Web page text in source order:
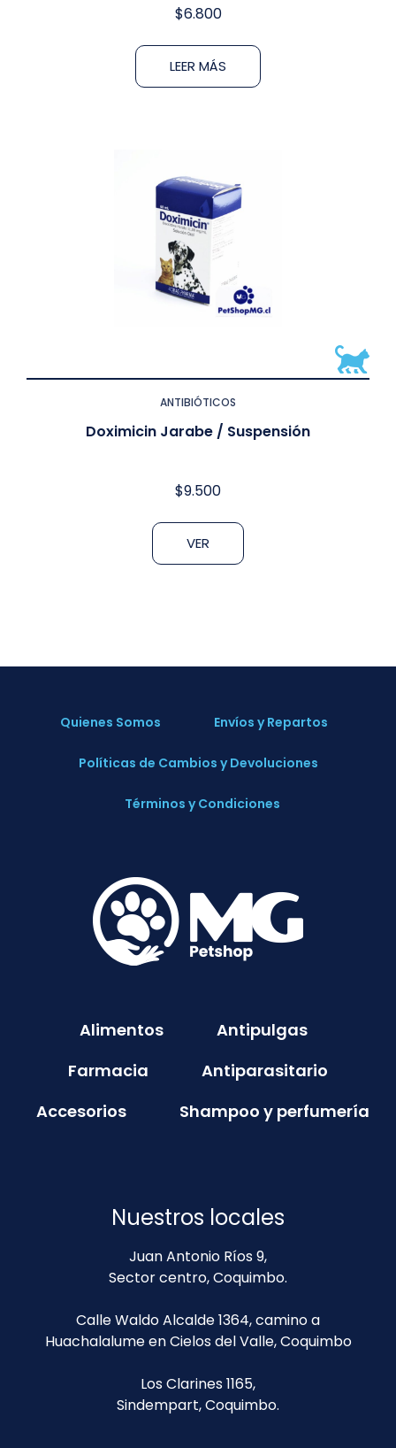
$6.800
LEER MÁS
ANTIBIÓTICOS
Doximicin Jarabe / Suspensión
$9.500
VER
Quienes Somos Envíos y Repartos
Políticas de Cambios y Devoluciones
Términos y Condiciones
Alimentos
Antipulgas
Farmacia
Antiparasitario
Accesorios
Shampoo y perfumería
Nuestros locales
Juan Antonio Ríos 9,
Sector centro, Coquimbo.
Calle Waldo Alcalde 1364, camino a
Huachalalume en Cielos del Valle, Coquimbo
Los Clarines 1165,
Sindempart, Coquimbo.